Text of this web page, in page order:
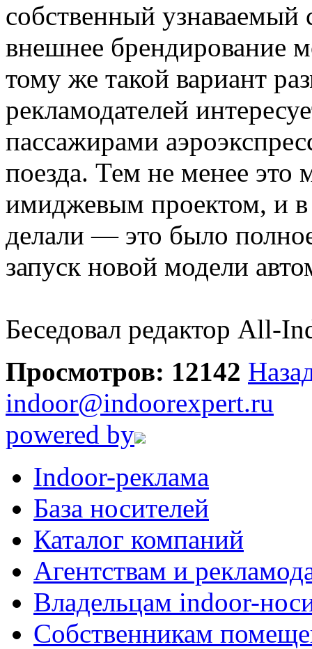
собственный узнаваемый
внешнее брендирование
тому же такой вариант
рекламодателей
пассажирами
поезда. Тем не менее это
имиджевым проектом, и
делали — это было
запуск новой модели
Беседовал редактор All-
Просмотров: 12142
indoor@indoorexpert.ru
powered by
Indoor-реклама
База носителей
Каталог компаний
Агентствам и
Владельцам indoor-
Собственникам